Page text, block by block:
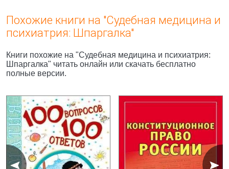
Похожие книги на "Судебная медицина и
психиатрия: Шпаргалка"
Книги похожие на "Судебная медицина и психиатрия:
Шпаргалка" читать онлайн или скачать бесплатно
полные версии.